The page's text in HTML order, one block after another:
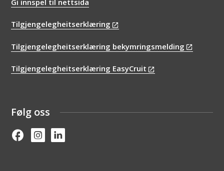
Tilgjengelegheitserklæring
Tilgjengelegheitserklæring bekymringsmelding
Tilgjengelegheitserklæring EasyCruit
Følg oss
FacebookInstagramLinked in